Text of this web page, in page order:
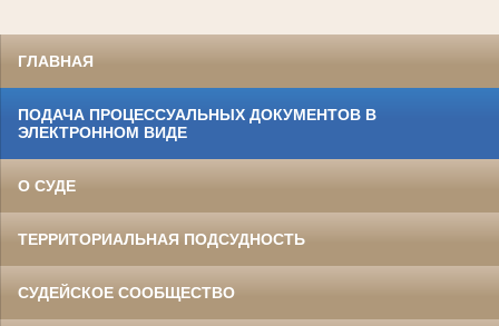
ГЛАВНАЯ
ПОДАЧА ПРОЦЕССУАЛЬНЫХ ДОКУМЕНТОВ В
ЭЛЕКТРОННОМ ВИДЕ
О СУДЕ
ТЕРРИТОРИАЛЬНАЯ ПОДСУДНОСТЬ
СУДЕЙСКОЕ СООБЩЕСТВО